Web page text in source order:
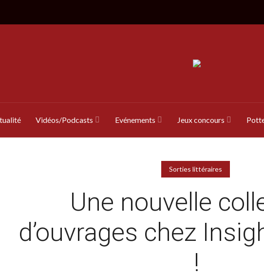
Vidéos/Podcasts Evénements Jeux concours
Sorties littéraires
Une nouvelle
d’ouvrages chez
!